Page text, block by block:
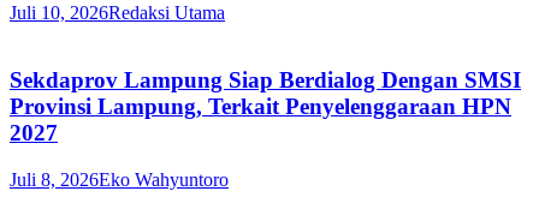
Juli 10, 2026Redaksi Utama
Sekdaprov Lampung Siap Berdialog Dengan SMSI
Provinsi Lampung, Terkait Penyelenggaraan HPN
2027
Juli 8, 2026Eko Wahyuntoro